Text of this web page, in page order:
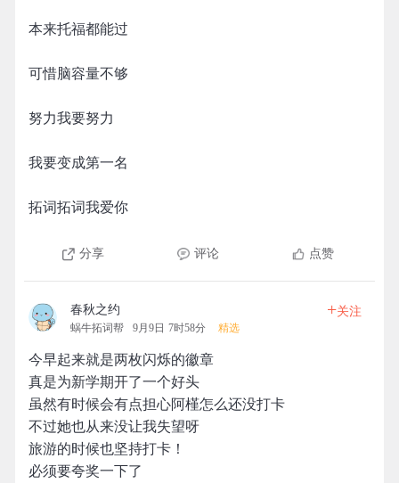
本来托福都能过
可惜脑容量不够
努力我要努力
我要变成第一名
拓词拓词我爱你
分享 评论 点赞
春秋之约
蜗牛拓词帮 9月9日 7时58分 精选
+关注
今早起来就是两枚闪烁的徽章
真是为新学期开了一个好头
虽然有时候会有点担心阿槿怎么还没打卡
不过她也从来没让我失望呀
旅游的时候也坚持打卡！
必须要夸奖一下了